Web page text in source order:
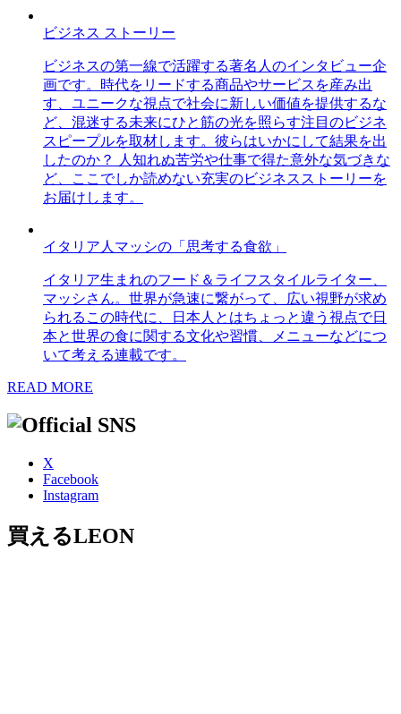
ビジネス ストーリー
ビジネスの第一線で活躍する著名人のインタビュー企
画です。時代をリードする商品やサービスを産み出
す、ユニークな視点で社会に新しい価値を提供するな
ど、混迷する未来にひと筋の光を照らす注目のビジネ
スピープルを取材します。彼らはいかにして結果を出
したのか？ 人知れぬ苦労や仕事で得た意外な気づきな
ど、ここでしか読めない充実のビジネスストーリーを
お届けします。
イタリア人マッシの「思考する食欲」
イタリア生まれのフード＆ライフスタイルライター、
マッシさん。世界が急速に繋がって、広い視野が求め
られるこの時代に、日本人とはちょっと違う視点で日
本と世界の食に関する文化や習慣、メニューなどにつ
いて考える連載です。
READ MORE
X
Facebook
Instagram
買えるLEON